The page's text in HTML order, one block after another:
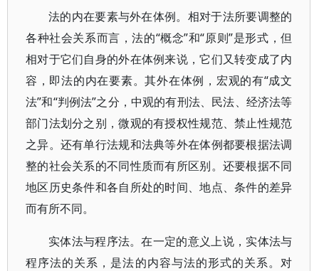
法的内在要素与外在体例。相对于法所要调整的
各种社会关系而言，法的“概念”和“原则”是形式，但
相对于它们自身的外在体例来说，它们又转变成了内
容，即法的内在要素。其外在体例，宏观的有“成文
法”和“判例法”之分，中观的有刑法、民法、经济法等
部门法划分之别，微观的有授权性规范、禁止性规范
之异。还有单行法规和法典等外在体例都要根据法调
整的社会关系的不同性质而有所区别。还要根据不同
地区历史条件和各自所处的时间、地点、条件的差异
而有所不同。
实体法与程序法。在一定的意义上说，实体法与
程序法的关系，是法的内容与法的形式的关系。对